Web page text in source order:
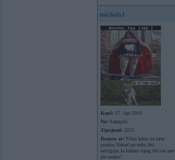
michals1
Kopš: 17. Apr 2019
No: Salaspils
Ziņojumi: 2221
Braucu ar: Pilnu ķerru uz taras
punktu.Nekad un neko lēti
netirgoju.Ja kādam vajag lēti-tas nav
pie manis!